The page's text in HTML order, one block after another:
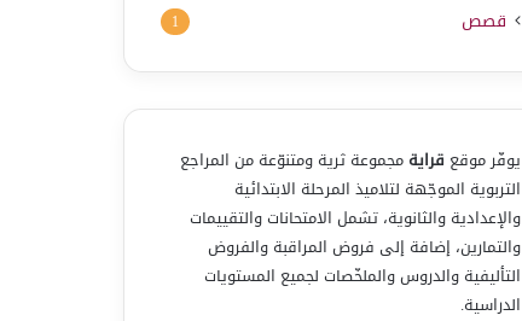
قصص 1
يوفّر موقع قرايةمجموعة ثرية ومتنوّعة من المراجع
التربوية الموجّهة لتلاميذ المرحلة الابتدائية
والإعدادية والثانوية، تشمل الامتحانات والتقييمات
والتمارين، إضافة إلى فروض المراقبة والفروض
التأليفية والدروس والملخّصات لجميع المستويات
الدراسية.